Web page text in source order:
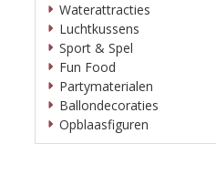
Waterattracties
Luchtkussens
Sport & Spel
Fun Food
Partymaterialen
Ballondecoraties
Opblaasfiguren